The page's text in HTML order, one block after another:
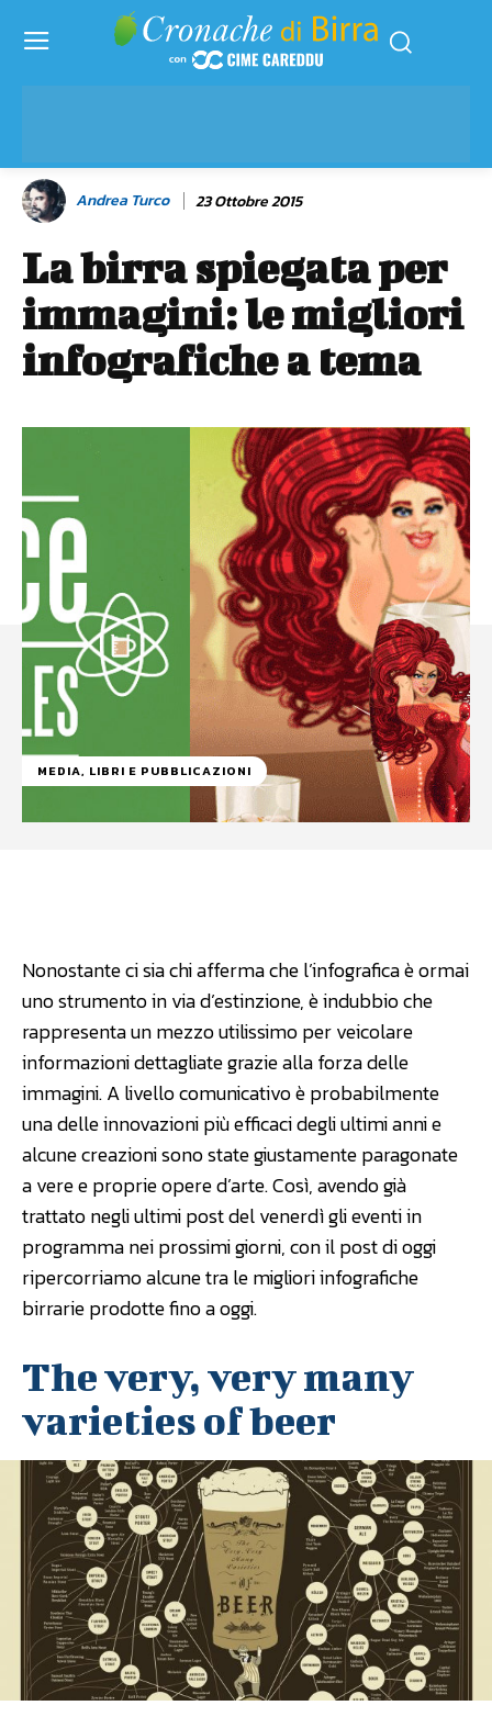
Andrea Turco 23 Ottobre 2015
La birra spiegata per
immagini: le migliori
infografiche a tema
MEDIA, LIBRI E PUBBLICAZIONI
Nonostante ci sia chi afferma che l’infografica è ormai
uno strumento in via d’estinzione, è indubbio che
rappresenta un mezzo utilissimo per veicolare
informazioni dettagliate grazie alla forza delle
immagini. A livello comunicativo è probabilmente
una delle innovazioni più efficaci degli ultimi anni e
alcune creazioni sono state giustamente paragonate
a vere e proprie opere d’arte. Così, avendo già
trattato negli ultimi post del venerdì gli eventi in
programma nei prossimi giorni, con il post di oggi
ripercorriamo alcune tra le migliori infografiche
birrarie prodotte fino a oggi.
The very, very many
varieties of beer